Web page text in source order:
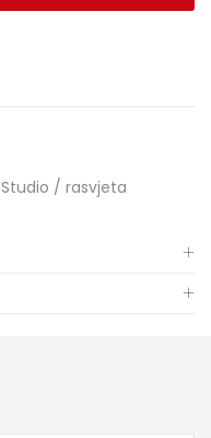
Studio / rasvjeta